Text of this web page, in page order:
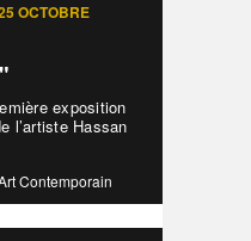
OCTOBRE
exposition
l’artiste Hassan
Contemporain